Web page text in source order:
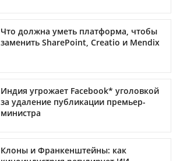
Что должна уметь платформа, чтобы
заменить SharePoint, Creatio и Mendix
Индия угрожает Facebook* уголовкой
за удаление публикации премьер-
министра
Клоны и Франкенштейны: как